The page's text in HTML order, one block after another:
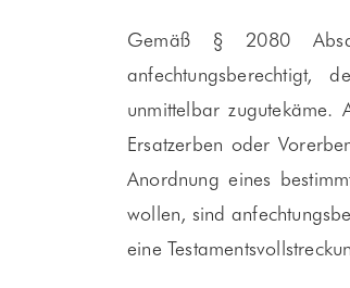
Gemäß § 2080
anfechtungsberechtigt,
unmittelbar zugutekäme.
Ersatzerben oder
Anordnung eines
wollen, sind
eine